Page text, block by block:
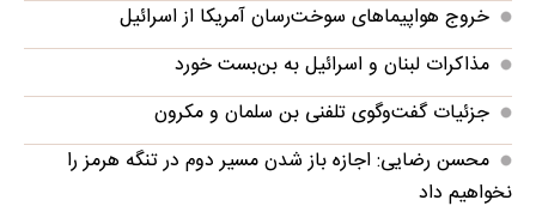
خروج هواپیماهای سوخت‌رسان آمریکا از اسرائیل
مذاکرات لبنان و اسرائیل به بن‌بست خورد
جزئیات گفت‌وگوی تلفنی بن سلمان و مکرون
محسن رضایی: اجازه باز شدن مسیر دوم در تنگه هرمز را
نخواهیم داد